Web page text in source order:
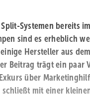
Systemen bereits
sind es erheblich
Hersteller aus
Beitrag trägt ein paar
über
mit einer